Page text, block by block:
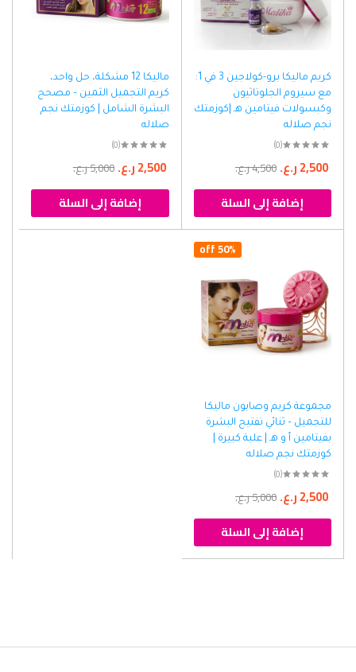
كريم ماليكا برو-كولاجين 3 في 1:
مع سيروم الجلوتاثيون
وكبسولات فيتامين هـ |كوزمتك
نجم صلاله
(0)
4,500ر.ع. 2,500ر.ع.
إضافة إلى السلة
ماليكا 12 مشكلة، حل واحد،
كريم التجميل الثمين – مصحح
البشرة الشامل | كوزمتك نجم
صلاله
(0)
5,000ر.ع. 2,500ر.ع.
إضافة إلى السلة
50% off
مجموعة كريم وصابون ماليكا
للتجميل – ثنائي تفتيح البشرة
بفيتامين أ و هـ | علبة كبيرة |
كوزمتك نجم صلاله
(0)
5,000ر.ع. 2,500ر.ع.
إضافة إلى السلة